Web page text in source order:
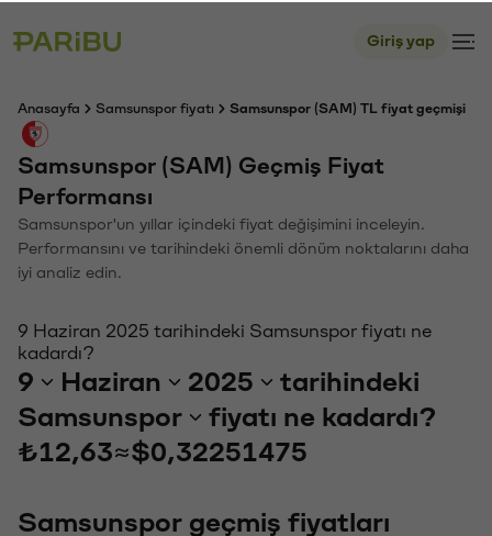
Giriş yap
Anasayfa Samsunspor fiyatı Samsunspor (SAM) TL fiyat geçmişi
Samsunspor (SAM) Geçmiş Fiyat
Performansı
Samsunspor'un yıllar içindeki fiyat değişimini inceleyin.
Performansını ve tarihindeki önemli dönüm noktalarını daha
iyi analiz edin.
9 Haziran 2025 tarihindeki Samsunspor fiyatı ne
kadardı?
9 Haziran 2025
tarihindeki
Samsunspor
fiyatı ne kadardı?
₺12,63≈$0,32251475
Samsunspor geçmiş fiyatları